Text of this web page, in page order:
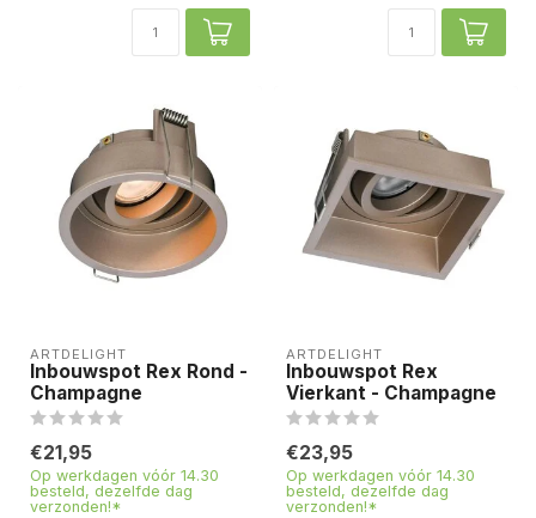
ARTDELIGHT
Inbouwspot Rex Rond -
Champagne
€21,95
Op werkdagen vóór 14.30
besteld, dezelfde dag
verzonden!*
ARTDELIGHT
Inbouwspot Rex
Vierkant - Champagne
€23,95
Op werkdagen vóór 14.30
besteld, dezelfde dag
verzonden!*